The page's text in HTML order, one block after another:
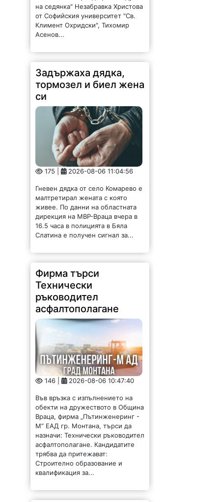
на седянка" Незабравка Христова
от Софийския университет "Св.
Климент Охридски", Тихомир
Асенов...
Задържаха дядка,
тормозел и биел жена
си
175 | 2026-08-06 11:04:56
Гневен дядка от село Комарево е
малтретирал жената с която
живее. По данни на областната
дирекция на МВР-Враца вчера в
16.5 часа в полицията в Бяла
Слатина е получен сигнал за...
Фирма търси
Технически
ръководител
асфалтополагане
146 | 2026-08-06 10:47:40
Във връзка с изпълнението на
обекти на дружеството в Община
Враца, фирма „Пътинженеринг -
М“ ЕАД гр. Монтана, търси да
назначи: Технически ръководител
асфалтополагане. Кандидатите
трябва да притежават:
Строително образование и
квалификация за...